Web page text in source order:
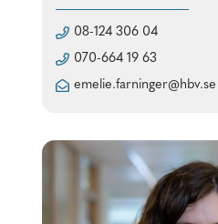
08-124 306 04
070-664 19 63
emelie.farninger@hbv.se